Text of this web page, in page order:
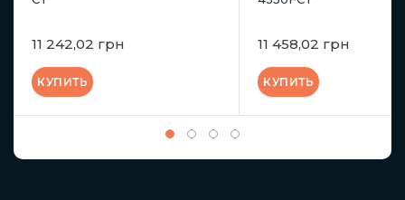
11 242,02 грн
КУПИТЬ
11 458,02 грн
КУПИТЬ